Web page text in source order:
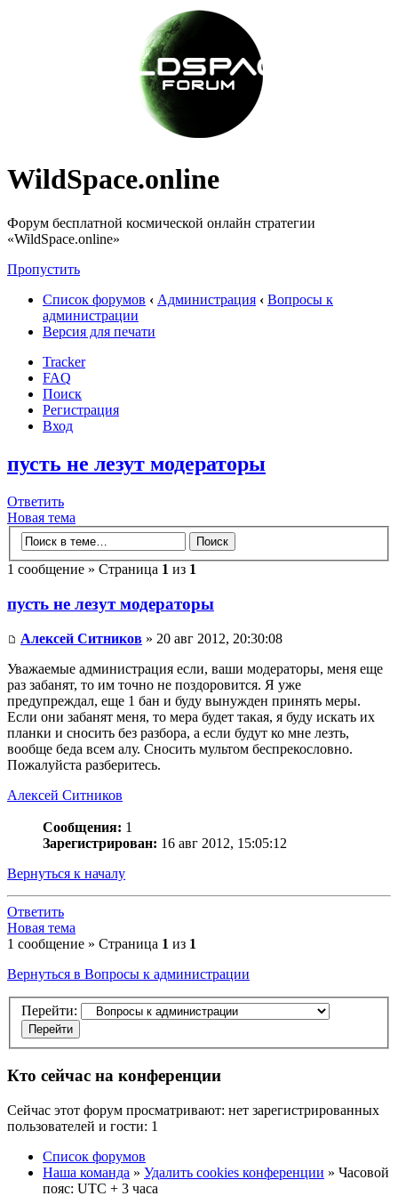
WildSpace.online
Форум бесплатной космической онлайн стратегии
«WildSpace.online»
Пропустить
Список форумов ‹ Администрация ‹ Вопросы к
администрации
Версия для печати
Tracker
FAQ
Поиск
Регистрация
Вход
пусть не лезут модераторы
Ответить
Новая тема
1 сообщение » Страница 1 из 1
пусть не лезут модераторы
Алексей Ситников » 20 авг 2012, 20:30:08
Уважаемые администрация если, ваши модераторы, меня еще
раз забанят, то им точно не поздоровится. Я уже
предупреждал, еще 1 бан и буду вынужден принять меры.
Если они забанят меня, то мера будет такая, я буду искать их
планки и сносить без разбора, а если будут ко мне лезть,
вообще беда всем алу. Сносить мультом беспрекословно.
Пожалуйста разберитесь.
Алексей Ситников
Сообщения: 1
Зарегистрирован: 16 авг 2012, 15:05:12
Вернуться к началу
Ответить
Новая тема
1 сообщение » Страница 1 из 1
Вернуться в Вопросы к администрации
Перейти:
Кто сейчас на конференции
Сейчас этот форум просматривают: нет зарегистрированных
пользователей и гости: 1
Список форумов
Наша команда » Удалить cookies конференции » Часовой
пояс: UTC + 3 часа